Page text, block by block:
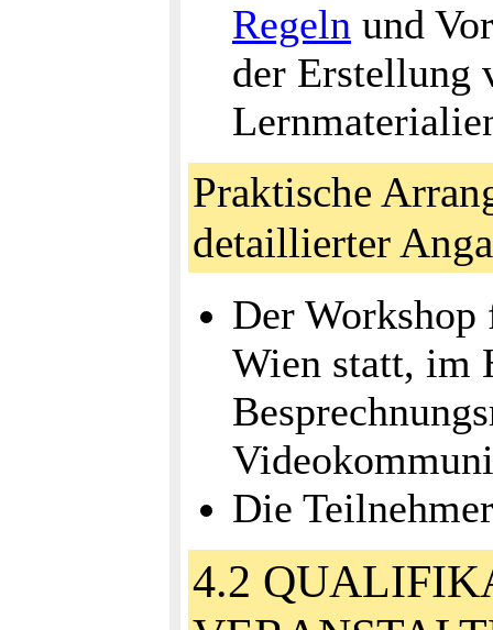
Regeln und
der Erstellung
Praktische
detaillierter
Der
Wien statt, im
Die
4.2